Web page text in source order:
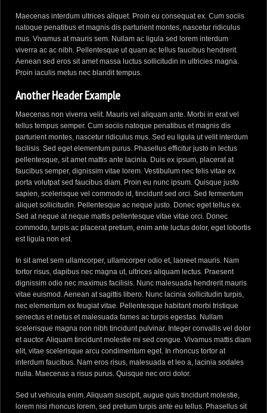
Maecenas interdum ultrices aliquet. Proin eu consequat ex. Cum sociis
natoque penatibus et magnis dis parturient montes, nascetur ridiculus
mus. Vivamus at mauris sem. Nullam ac ligula sed lorem interdum
viverra ac ac nibh. Pellentesque ut quam ac tellus faucibus hendrerit.
Aenean sed eros sit amet massa luctus sollicitudin in ultricies magna.
Proin iaculis metus nec blandit tempus.
Another Header Example
Maecenas non viverra velit. Mauris vel aliquam ante. Morbi in erat vel
tellus tempus semper. Cum sociis natoque penatibus et magnis dis
parturient montes, nascetur ridiculus mus. Sed eu ligula ut velit interdum
facilisis. Sed eget elementum purus. Phasellus efficitur justo in lectus
pellentesque, sit amet mattis ante lacinia. Duis ex ipsum, placerat at
faucibus semper, dignissim vitae lorem. Vestibulum nec felis vitae ex
porta volutpat sed faucibus diam. Proin eu nunc ipsum. Quisque justo
sapien, scelerisque vel commodo id, tincidunt sed orci. Sed fermentum
aliquet sollicitudin. Pellentesque ac neque justo. Donec eget tellus ex.
Sed at neque at neque mattis pellentesque vitae vitae orci. Donec
commodo, turpis ac placerat pretium, enim ante luctus dolor, eget lobortis
est ligula non est.
In sit amet sem ullamcorper, ullamcorper odio et, laoreet mauris. Nam
tortor risus, dapibus nec magna ut, ultrices aliquam lectus. Praesent
dignissim odio nec maximus facilisis. Nunc malesuada hendrerit mauris
vitae euismod. Aenean at sagittis libero. Nunc lacinia sollicitudin turpis,
nec elementum ex feugiat vitae. Pellentesque habitant morbi tristique
senectus et netus et malesuada fames ac turpis egestas. Nullam
scelerisque magna non nibh tincidunt pulvinar. Integer convallis vel dolor
et auctor. Aliquam tincidunt molestie mi sed congue. Vivamus mattis diam
elit, vitae scelerisque arcu condimentum eget. In rhoncus tortor at
interdum faucibus. Nam eros risus, malesuada et leo a, lacinia sodales
nulla. Maecenas a risus purus. Quisque nec orci dolor.
Sed ut vehicula enim. Aliquam suscipit, augue quis tincidunt molestie,
lorem nisi rhoncus lorem, sed pretium turpis ante eu tellus. Phasellus sit